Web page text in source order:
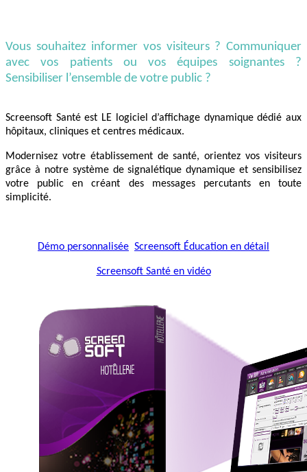
Vous souhaitez informer vos visiteurs ? Communiquer
avec vos patients ou vos équipes soignantes ?
Sensibiliser l’ensemble de votre public ?
Screensoft Santé est LE logiciel d’affichage dynamique dédié aux
hôpitaux, cliniques et centres médicaux.
Modernisez votre établissement de santé, orientez vos visiteurs
grâce à notre système de signalétique dynamique et sensibilisez
votre public en créant des messages percutants en toute
simplicité.
Démo personnalisée Screensoft Éducation en détail
Screensoft Santé en vidéo